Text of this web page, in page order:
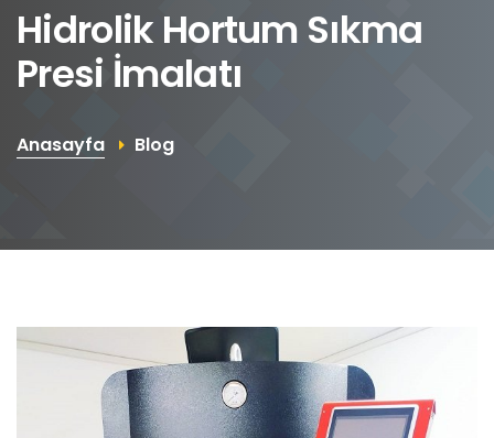
Hidrolik Hortum Sıkma
Presi İmalatı
Anasayfa Blog